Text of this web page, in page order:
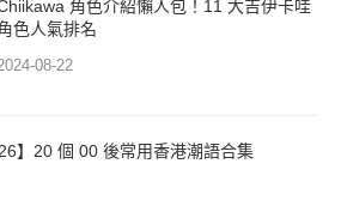
角色介紹懶人包！11 大吉伊卡哇
色人氣排名
08-22
】20 個 00 後常用香港潮語合集